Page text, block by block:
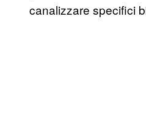
canalizzare specifici